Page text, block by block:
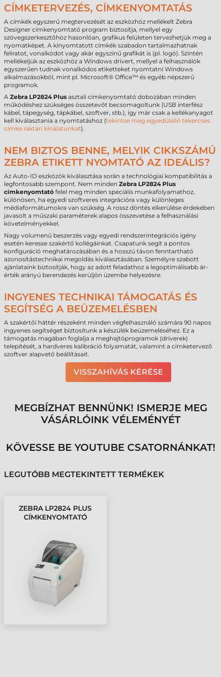
CÍMKETERVEZÉS, CÍMKENYOMTATÁS
A címkék egyszerű megtervezését az eszközhöz mellékelt Zebra
Designer címkenyomtató program biztosítja, mellyel egy
szövegszerkesztőhöz hasonlóan, grafikus felületen tervezhetjük meg a
nyomatképet. A kinyomtatott címkék szabadon tartalmazhatnak
feliratot, vonalkódot vagy akár egyszínű grafikát is (pl. logó). Szintén
mellékeljük az eszközhöz a Windows drivert, mellyel a felhasználók
egyszerűen tudnak vonalkódos etiketteket nyomtatni Windows
alkalmazásokból, mint pl. Microsoft® Office™ és egyéb népszerű
programok.
A Zebra LP2824 Plus asztali címkenyomtató dobozában minden
működéshez szükséges összetevőt becsomagoltunk (USB interfész
kábel, tápegység, tápkábel, szoftver, stb.), így már csak a kellékanyagot
kell kiválasztania a nyomtatáshoz (tekintse meg egyedülálló tekercses
címke raktári kínálatunkat).
NEM BIZTOS BENNE, MELYIK CIKKSZÁMÚ
ZEBRA ETIKETT NYOMTATÓ AZ IDEÁLIS?
Az Auto-ID eszközök kiválasztása során a technológiai kompatibilitás a
legfontosabb szempont. Nem minden Zebra LP2824 Plus
címkenyomtató felel meg minden speciális munkafolyamathoz,
különösen, ha egyedi szoftveres integrációra vagy különleges
médiaformátumokra van szükség. A rossz döntés elkerülése érdekében
javasolt a műszaki paraméterek alapos összevetése a felhasználási
követelményekkel.
Nagy volumenű beszerzés vagy egyedi rendszerintegrációs igény
esetén keresse szakértő kollégáinkat. Csapatunk segít a pontos
konfiguráció meghatározásában és a hosszú távon fenntartható
azonosítástechnikai megoldás kiválasztásában. Személyre szabott
ajánlataink biztosítják, hogy az adott feladathoz a legoptimálisabb ár-
érték arányú berendezés kerüljön üzembe helyezésre.
INGYENES TECHNIKAI TÁMOGATÁS ÉS
SEGÍTSÉG A BEÜZEMELÉSBEN
A szakértői háttér részeként minden végfelhasználó számára 90 napos
ingyenes segítséget biztosítunk a készülék beüzemeléséhez. Ez a
támogatás magában foglalja a meghajtóprogramok (driverek)
telepítését, a hardveres kalibráció folyamatát, valamint a címketervező
szoftver alapvető beállításait.
VISSZAHÍVÁS KÉRÉSE
MEGBÍZHAT BENNÜNK! ISMERJE MEG
VÁSÁRLÓINK VÉLEMÉNYÉT
KÖVESSE BE YOUTUBE CSATORNÁNKAT!
LEGUTÓBB MEGTEKINTETT TERMÉKEK
ZEBRA LP2824 PLUS
CÍMKENYOMTATÓ